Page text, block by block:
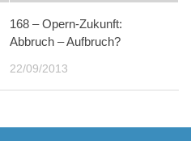
168 – Opern-Zukunft:
Abbruch – Aufbruch?
22/09/2013